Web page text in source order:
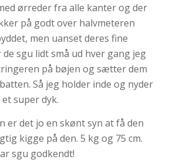
ørreder fra alle kanter og der
på godt over halvmeteren
men uanset deres fine
sgu lidt små ud hver gang jeg
på bøjen og sætter dem
Så jeg holder inde og nyder
super dyk.
er det jo en skønt syn at få den
kigge på den. 5 kg og 75 cm.
sgu godkendt!